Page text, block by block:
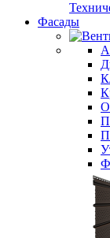
Фасады